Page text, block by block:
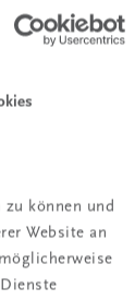
können und
Website an
300
Ein Streifzug
€ 34,90